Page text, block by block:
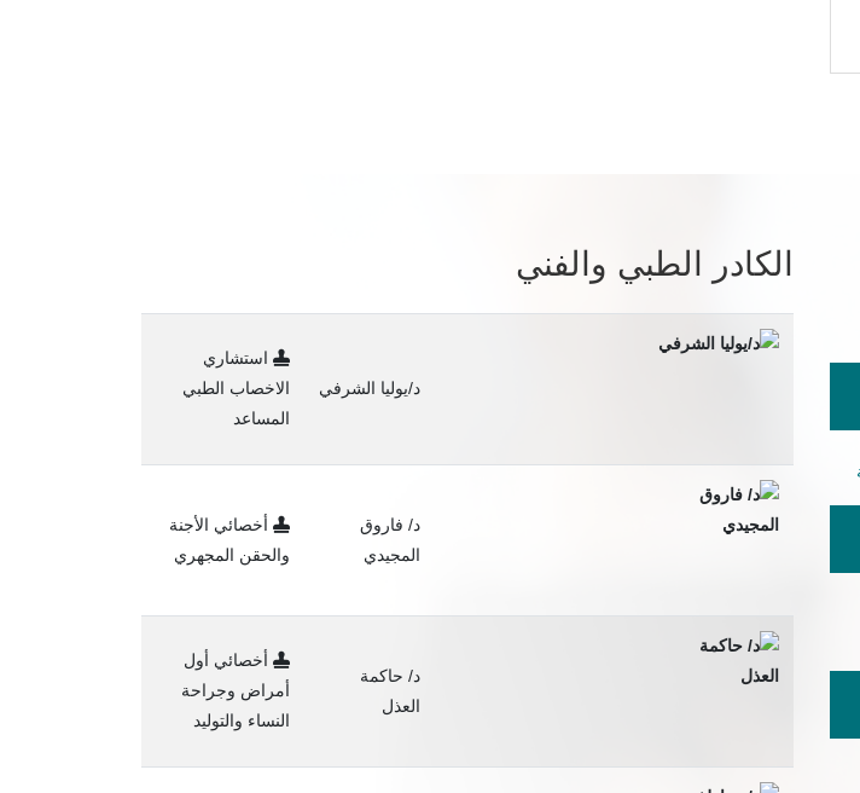
الكادر الطبي والفني
د/يوليا الشرفي
استشاري
الاخصاب الطبي
المساعد
د/ فاروق
المجيدي
أخصائي الأجنة
والحقن المجهري
د/ حاكمة
العذل
أخصائي أول
أمراض وجراحة
النساء والتوليد